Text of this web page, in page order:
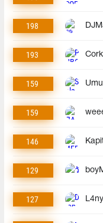
198
193
159
159
146
129
127